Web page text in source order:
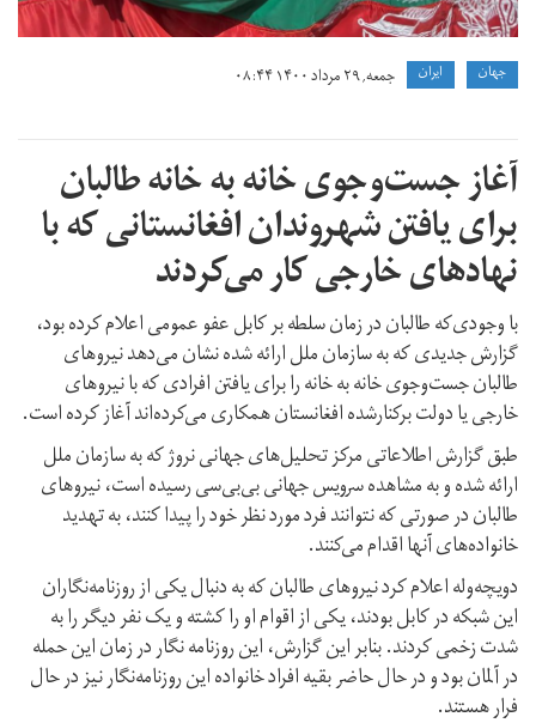
جهان ايران جمعه, ۲۹ مرداد ۱۴۰۰ ۰۸:۴۴
آغاز جست‌وجوی خانه به خانه طالبان
برای یافتن شهروندان افغانستانی که با
نهادهای خارجی کار می‌کردند
با وجودی‌که طالبان در زمان سلطه بر کابل عفو عمومی اعلام کرده بود،
گزارش جدیدی که به سازمان ملل ارائه شده نشان می‌دهد نیروهای
طالبان جست‌وجوی خانه به خانه را برای یافتن افرادی که با نیروهای
خارجی یا دولت برکنارشده افغانستان همکاری می‌کرده‌اند آغاز کرده است.
طبق گزارش اطلاعاتی مرکز تحلیل‌های جهانی نروژ که به سازمان ملل
ارائه شده و به مشاهده سرویس جهانی بی‌بی‌سی رسیده است، نیروهای
طالبان در صورتی که نتوانند فرد مورد نظر خود را پیدا کنند، به تهدید
خانواده‌های آنها اقدام می‌کنند.
دویچه‌وله اعلام کرد نیروهای طالبان که به دنبال یکی از روزنامه‌نگاران
این شبکه در کابل بودند، یکی از اقوام او را کشته و یک نفر دیگر را به
شدت زخمی کردند. بنابر این گزارش، این روزنامه نگار در زمان این حمله
در آلمان بود و در حال حاضر بقیه افراد خانواده این روزنامه‌نگار نیز در حال
فرار هستند.